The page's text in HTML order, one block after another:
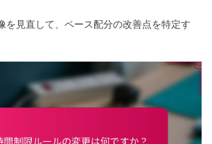
を見直して、ペース配分の改善点を特定す